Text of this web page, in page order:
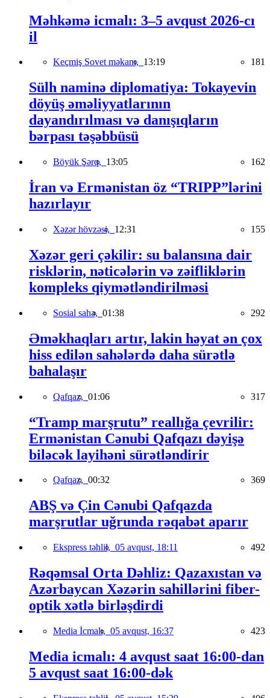
Məhkəmə icmalı: 3–5 avqust 2026-cı
il
Keçmiş Sovet məkanı, 13:19 181
Sülh naminə diplomatiya: Tokayevin
döyüş əməliyyatlarının
dayandırılması və danışıqların
bərpası təşəbbüsü
Böyük Şərq, 13:05 162
İran və Ermənistan öz “TRIPP”lərini
hazırlayır
Xəzər hövzəsi, 12:31 155
Xəzər geri çəkilir: su balansına dair
risklərin, nəticələrin və zəifliklərin
kompleks qiymətləndirilməsi
Sosial sahə, 01:38 292
Əməkhaqları artır, lakin həyat ən çox
hiss edilən sahələrdə daha sürətlə
bahalaşır
Qafqaz, 01:06 317
“Tramp marşrutu” reallığa çevrilir:
Ermənistan Cənubi Qafqazı dəyişə
biləcək layihəni sürətləndirir
Qafqaz, 00:32 369
ABŞ və Çin Cənubi Qafqazda
marşrutlar uğrunda rəqabət aparır
Ekspress təhlil, 05 avqust, 18:11 492
Rəqəmsal Orta Dəhliz: Qazaxıstan və
Azərbaycan Xəzərin sahillərini fiber-
optik xətlə birləşdirdi
Media İcmalı, 05 avqust, 16:37 423
Media icmalı: 4 avqust saat 16:00-dan
5 avqust saat 16:00-dək